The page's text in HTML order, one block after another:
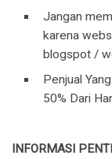
Jangan
karena
blogspot /
Penjual
50% Dari
INFORMASI